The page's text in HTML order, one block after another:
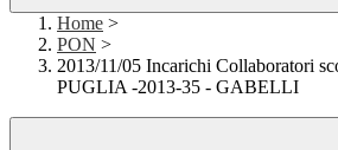
Home >
PON >
2013/11/05 Incarichi Collaboratori
PUGLIA -2013-35 - GABELLI